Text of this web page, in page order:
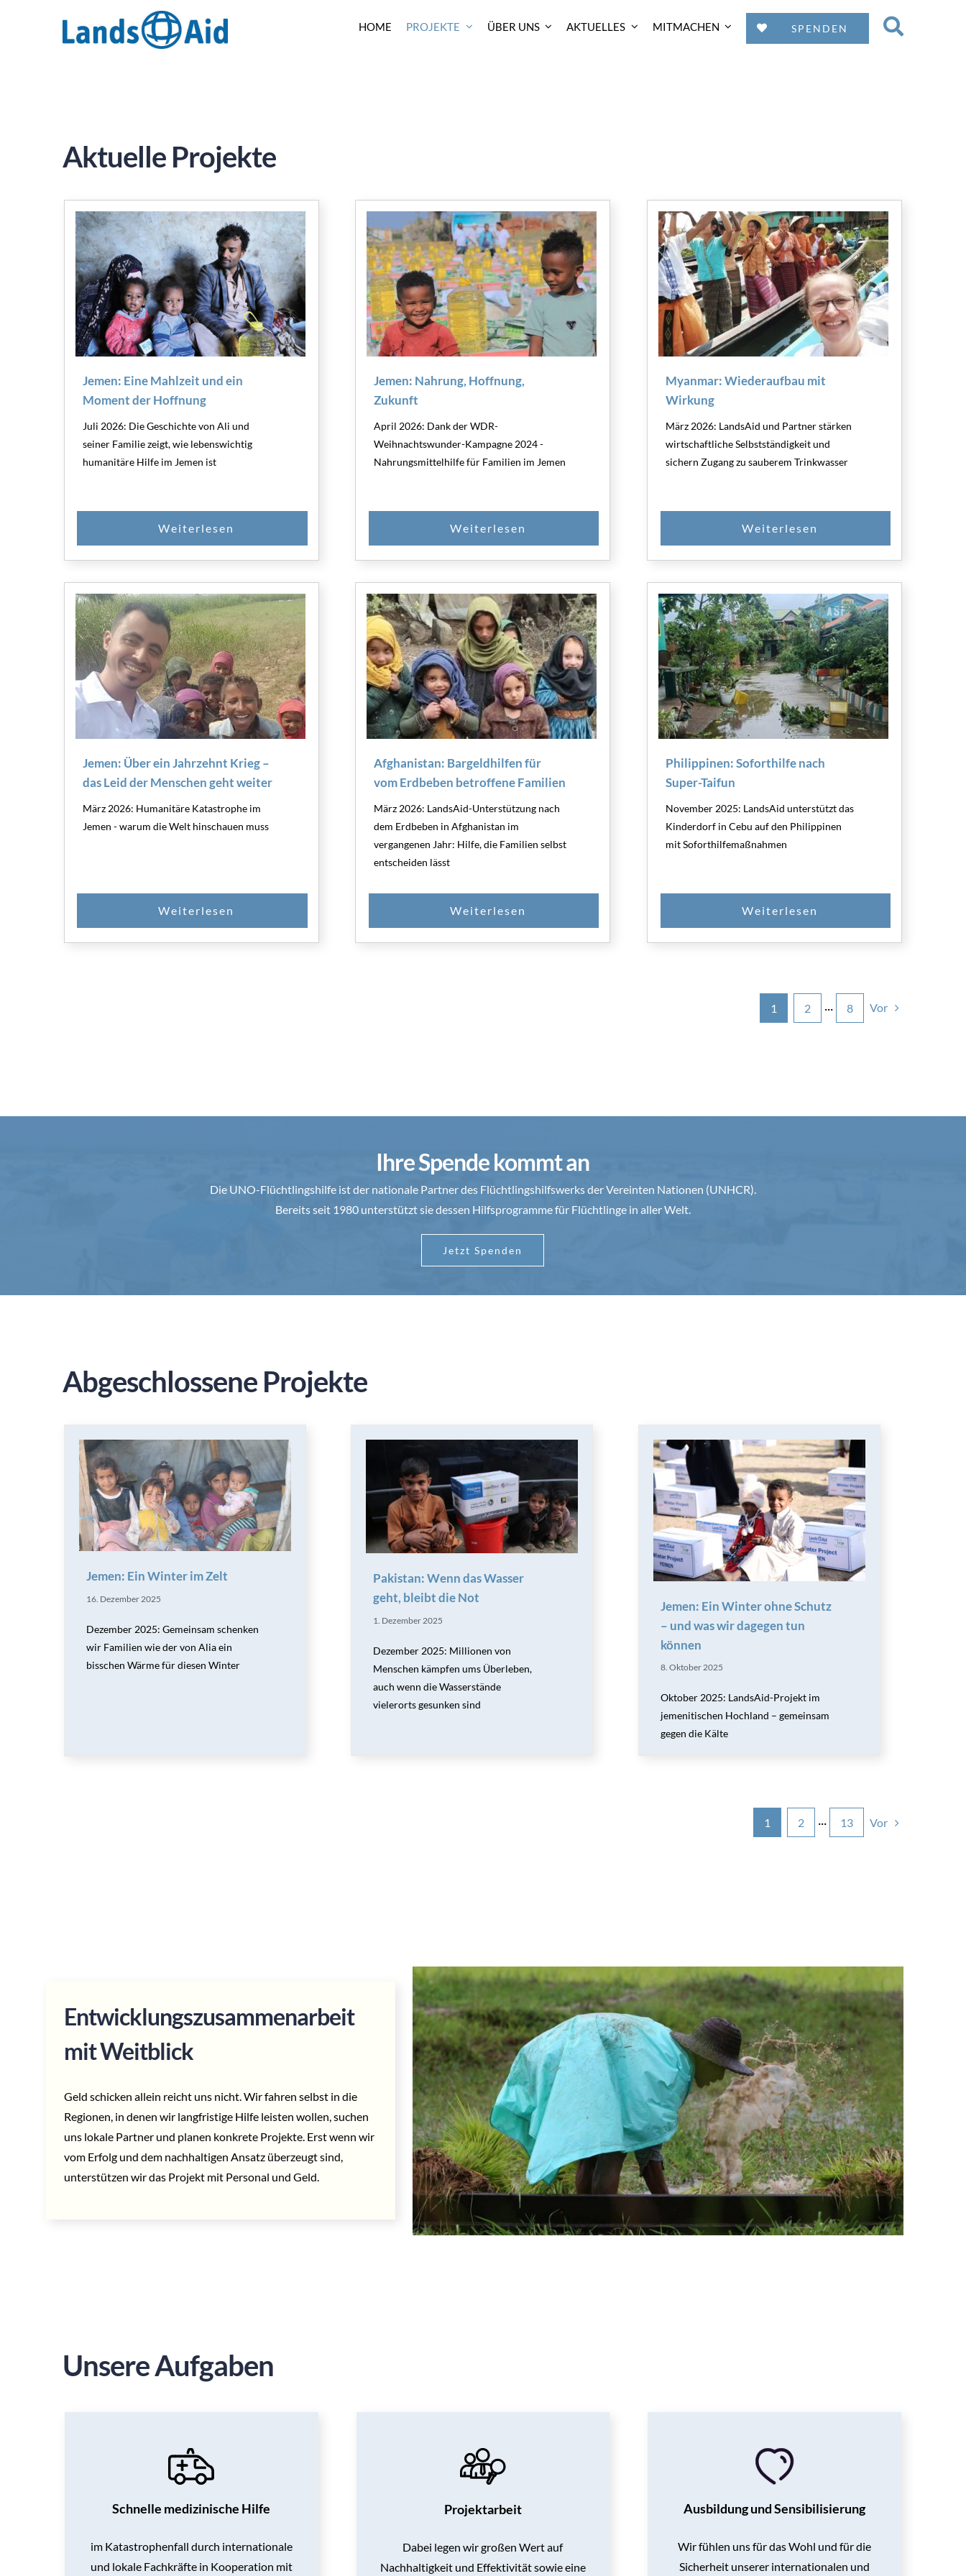
HOME PROJEKTE ÜBER UNS AKTUELLES MITMACHEN SPENDEN
Aktuelle Projekte
Jemen: Eine Mahlzeit und ein
Moment der Hoffnung
Juli 2026: Die Geschichte von Ali und
seiner Familie zeigt, wie lebenswichtig
humanitäre Hilfe im Jemen ist
Jemen: Nahrung, Hoffnung,
Zukunft
April 2026: Dank der WDR-
Weihnachtswunder-Kampagne 2024 -
Nahrungsmittelhilfe für Familien im Jemen
Myanmar: Wiederaufbau mit
Wirkung
März 2026: LandsAid und Partner stärken
wirtschaftliche Selbstständigkeit und
sichern Zugang zu sauberem Trinkwasser
Jemen: Über ein Jahrzehnt Krieg –
das Leid der Menschen geht weiter
März 2026: Humanitäre Katastrophe im
Jemen - warum die Welt hinschauen muss
Afghanistan: Bargeldhilfen für
vom Erdbeben betroffene Familien
März 2026: LandsAid-Unterstützung nach
dem Erdbeben in Afghanistan im
vergangenen Jahr: Hilfe, die Familien selbst
entscheiden lässt
Philippinen: Soforthilfe nach
Super-Taifun
November 2025: LandsAid unterstützt das
Kinderdorf in Cebu auf den Philippinen
mit Soforthilfemaßnahmen
1 2 ··· 8 Vor
Ihre Spende kommt an
Die UNO-Flüchtlingshilfe ist der nationale Partner des Flüchtlingshilfswerks der Vereinten Nationen (UNHCR).
Bereits seit 1980 unterstützt sie dessen Hilfsprogramme für Flüchtlinge in aller Welt.
Jetzt Spenden
Abgeschlossene Projekte
Jemen: Ein Winter im Zelt
16. Dezember 2025
Dezember 2025: Gemeinsam schenken
wir Familien wie der von Alia ein
bisschen Wärme für diesen Winter
Pakistan: Wenn das Wasser
geht, bleibt die Not
1. Dezember 2025
Dezember 2025: Millionen von
Menschen kämpfen ums Überleben,
auch wenn die Wasserstände
vielerorts gesunken sind
Jemen: Ein Winter ohne Schutz
– und was wir dagegen tun
können
8. Oktober 2025
Oktober 2025: LandsAid-Projekt im
jemenitischen Hochland – gemeinsam
gegen die Kälte
1 2 ··· 13 Vor
Entwicklungszusammenarbeit
mit Weitblick
Geld schicken allein reicht uns nicht. Wir fahren selbst in die
Regionen, in denen wir langfristige Hilfe leisten wollen, suchen
uns lokale Partner und planen konkrete Projekte. Erst wenn wir
vom Erfolg und dem nachhaltigen Ansatz überzeugt sind,
unterstützen wir das Projekt mit Personal und Geld.
Unsere Aufgaben
Schnelle medizinische Hilfe
im Katastrophenfall durch internationale
und lokale Fachkräfte in Kooperation mit
Projektarbeit
Dabei legen wir großen Wert auf
Nachhaltigkeit und Effektivität sowieeine
Ausbildung und Sensibilisierung
Wir fühlen uns für das Wohl und für die
Sicherheit unserer internationalen und